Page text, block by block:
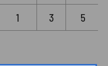
1 3 5